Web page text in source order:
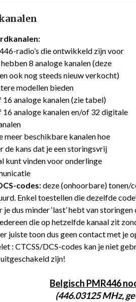
radio’s die ontwikkeld zijn voor
8 analoge kanalen (deze
ook nog steeds nieuw verkocht)
modellen bieden
16 analoge kanalen (zie tabel)
16 analoge kanalen en/of 32 digitale
meer beschikbare kanalen hoe
de kans dat je een storingsvrij
kunt vinden voor onderlinge
codes:deze (onhoorbare) tonen/
Enkel toestellen die dezelfde
je dus minder ‘last’ hebt van
die op hetzelfde kanaal zit
juiste toon dus geen contact met je
: CTCSS/DCS-codes kan je niet
zijn!
Belgisch PMR446
(446.03125 MHz,